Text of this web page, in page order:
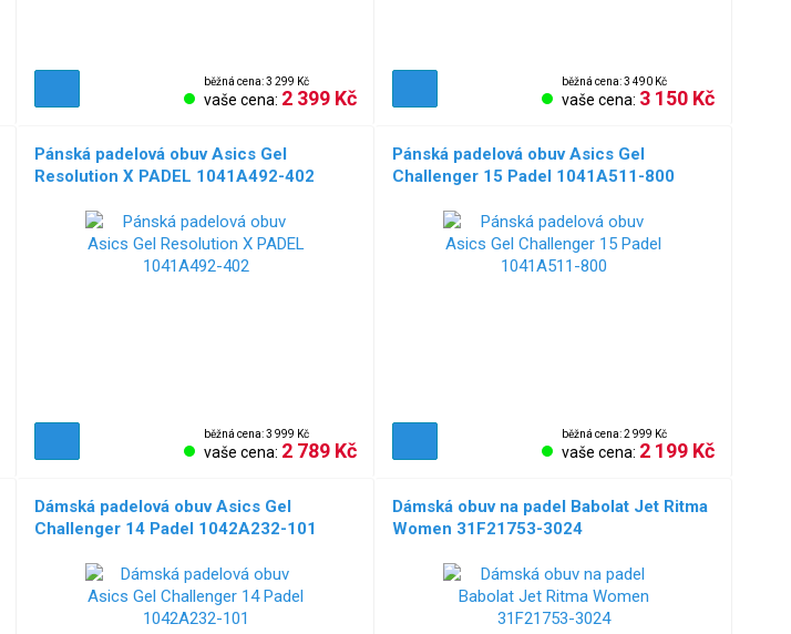
běžná cena: 3 299 Kč
vaše cena: 2 399 Kč
běžná cena: 3 490 Kč
vaše cena: 3 150 Kč
Pánská padelová obuv Asics Gel
Resolution X PADEL 1041A492-402
běžná cena: 3 999 Kč
vaše cena: 2 789 Kč
Pánská padelová obuv Asics Gel
Challenger 15 Padel 1041A511-800
běžná cena: 2 999 Kč
vaše cena: 2 199 Kč
Dámská padelová obuv Asics Gel
Challenger 14 Padel 1042A232-101
Dámská obuv na padel Babolat Jet Ritma
Women 31F21753-3024